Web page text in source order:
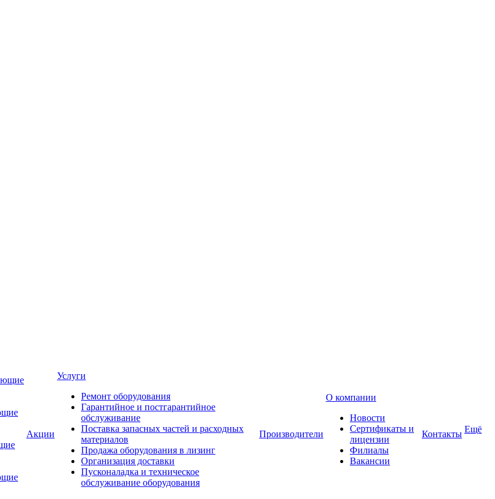
Акции
Услуги
Ремонт оборудования
Гарантийное и постгарантийное
обслуживание
Поставка запасных частей и расходных
материалов
Продажа оборудования в лизинг
Организация доставки
Пусконаладка и техническое
обслуживание оборудования
Производители
О компании
Новости
Сертификаты и
лицензии
Филиалы
Вакансии
Контакты Ещё